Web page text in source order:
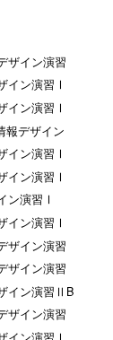
ザイン演習
イン演習Ⅰ
イン演習Ⅰ
報デザイン
イン演習Ⅰ
イン演習Ⅰ
ン演習Ⅰ
イン演習Ⅰ
ザイン演習
ザイン演習
イン演習ⅡB
ザイン演習